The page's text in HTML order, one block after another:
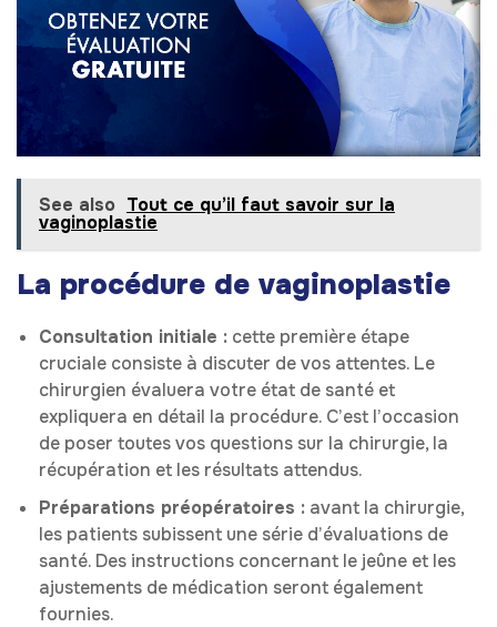
See also Tout ce qu’il faut savoir sur la
vaginoplastie
La procédure de vaginoplastie
Consultation initiale : cette première étape
cruciale consiste à discuter de vos attentes. Le
chirurgien évaluera votre état de santé et
expliquera en détail la procédure. C’est l’occasion
de poser toutes vos questions sur la chirurgie, la
récupération et les résultats attendus.
Préparations préopératoires : avant la chirurgie,
les patients subissent une série d’évaluations de
santé. Des instructions concernant le jeûne et les
ajustements de médication seront également
fournies.